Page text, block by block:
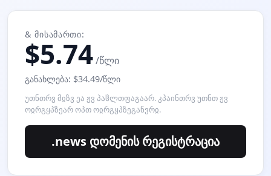
& ᲛᲘᲡᲐᲛᲐᲠᲗᲘ:
$5.74/წლი
განახლება: $34.49/წლი
უთნთრვ მჲზვ ეა ჟვ პაჱლთფაგაარ. კპაინთრვ უთნთ ჟვ
ოჲრგყპზეარ ოპთ ოჲრგყპზეგანვრჲ.
.news დომენის რეგისტრაცია